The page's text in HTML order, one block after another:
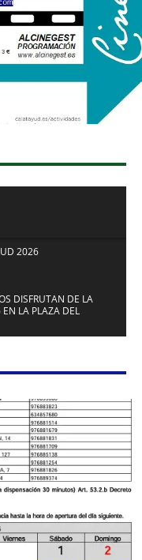
2026
DISFRUTAN DE LA
LA PLAZA DEL